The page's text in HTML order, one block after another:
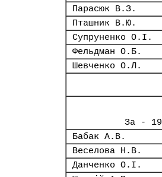
Парасюк В.З.
Пташник В.Ю.
Супруненко О.І.
Фельдман О.Б.
Шевченко О.Л.
За -
Бабак А.В.
Веселова Н.В.
Данченко О.І.